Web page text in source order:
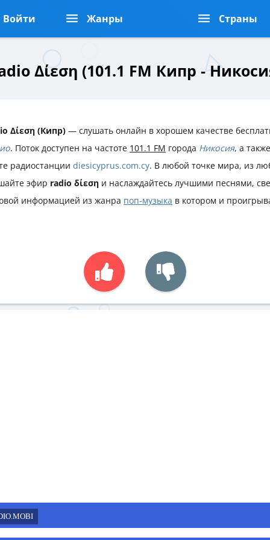
Войти Жанры Страны
Δίεση (101.1 FM Кипр -
Δίεση (Кипр) — слушать онлайн в хорошем качестве
. Поток доступен на частоте 101.1 FM города Никосия, а
радиостанции diesicyprus.com.cy. В любой точке мира, из
эфир radio δίεση и наслаждайтесь лучшими песнями,
информацией из жанра поп-музыка в котором и